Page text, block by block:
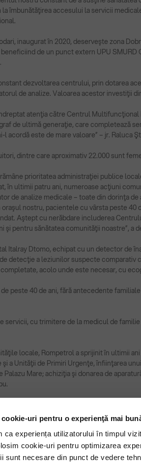
uri pentru o experienţă mai
ca experiența utilizatorului în timpul
cookie-uri pentru optimizarea
sunt necesare din punct de vedere
îmbunătăţirea accesului la servicii
inaugurat în 2020, deserveşte zona
de un punct extern UPU
dezvoltarea centrului, prin dotarea
de analize. Valoarea acestor investiţii
atenţia către Centrul
de ultimă generaţie, care completează
acordă este de mare valoare” – jr.
dintre care aproximativ 22.000 sunt
prioritatea administraţiei publice
în ultimii patru ani, numeroase acţiuni
de analize medicale – toate din dorinţa
nostru, pacientele cu vârsta peste
Aştept cu nerăbdare includerea
şi pentru sănătatea comunităţii noastre”, a
Italray Dtomo, echipat cu un detector de
detecţie a leziunilor suspecte
acolo unde este necesar, cu
peste 40 de ani, fără antecedente
servicii, cu trimitere de la medicul de
locale, Rompetrol a sprijinit în ultimii
a Unităţii de Primiri Urgenţe, înfiinţarea
Mare; achiziţia şi donarea de